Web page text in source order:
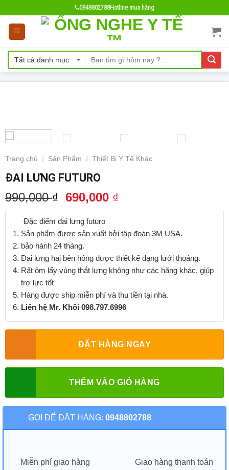
content
0948802788Hotline mua hàng
Trang chủ / Sản Phẩm / Thiết Bị Y Tế Khác
ĐAI LƯNG FUTURO
990,000₫ 690,000 ₫
Đặc điểm đai lưng futuro
Sản phẩm được sản xuất bởi tập đoàn 3M USA.
bảo hành 24 tháng.
Đai lưng hai bên hông được thiết kế dạng lưới thoáng.
Rất ôm lấy vùng thắt lưng không như các hãng khác, giúp
trợ lực tốt
Hàng được ship miễn phí và thu tiền tại nhà.
Liên hệ Mr. Khôi 098.797.6996
ĐẶT HÀNG NGAY
THÊM VÀO GIỎ HÀNG
GỌI ĐỂ ĐẶT HÀNG: 0948802788
Miễn phí giao hàng Giao hàng thanh toán